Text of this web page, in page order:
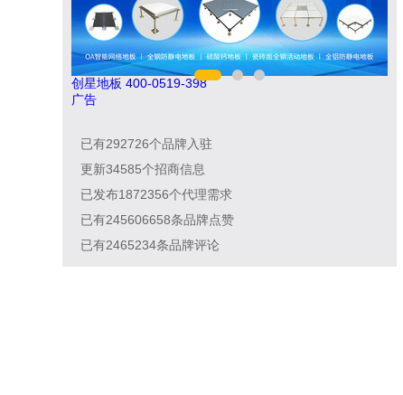
南飞NCNF 0791-88388036
广告
已有292726个品牌入驻
更新34585个招商信息
已发布1872356个代理需求
已有245606658条品牌点赞
已有2465234条品牌评论